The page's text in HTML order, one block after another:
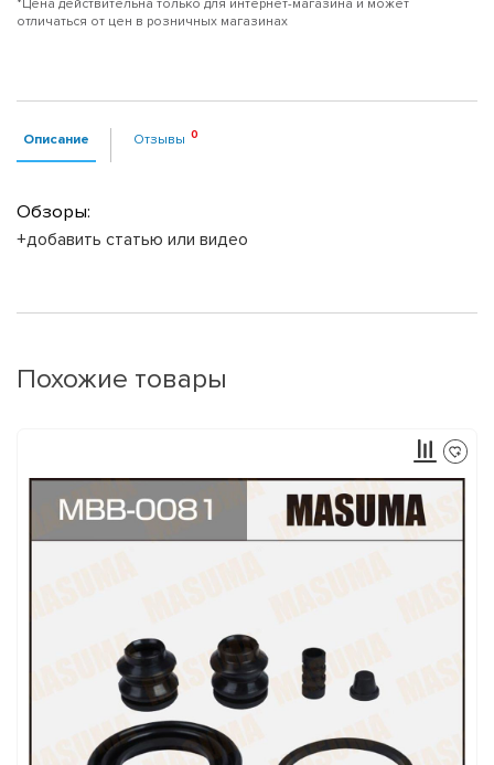
*Цена действительна только для интернет-магазина и может
отличаться от цен в розничных магазинах
Описание Отзывы
Обзоры:
+добавить статью или видео
Похожие товары